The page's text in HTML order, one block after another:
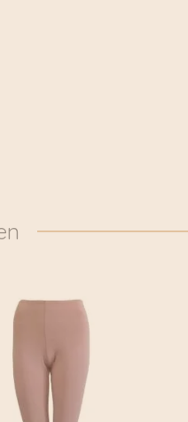
tot polymorfe en
het begin is het een erezaak
gemaakt met respect voor
mondiaal en eco-
Sessùn ervoor gekozen om
bij zijn overtuigingen staan
openheid, behoud en gezond